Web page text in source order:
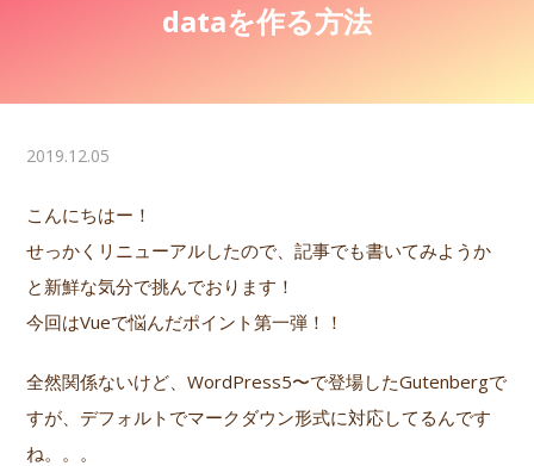
dataを作る方法
2019.12.05
こんにちはー！
せっかくリニューアルしたので、記事でも書いてみようか
と新鮮な気分で挑んでおります！
今回はVueで悩んだポイント第一弾！！
全然関係ないけど、WordPress5〜で登場したGutenbergで
すが、デフォルトでマークダウン形式に対応してるんです
ね。。。